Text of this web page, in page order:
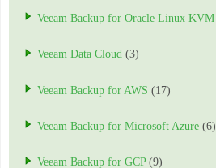
Veeam Backup for Oracle Linux KVM
Veeam Data Cloud (3)
Veeam Backup for AWS (17)
Veeam Backup for Microsoft Azure (6)
Veeam Backup for GCP(9)